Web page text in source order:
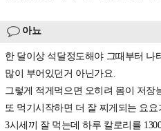
아뇨
한 달이상 석달정도해야 그때부터 나
많이 부어있던거 아닌가요.
그렇게 적게먹으면 오히려 몸이 저장
또 먹기시작하면 더 잘 찌게되는 요
3시세끼 잘 먹는데 하루 칼로리를